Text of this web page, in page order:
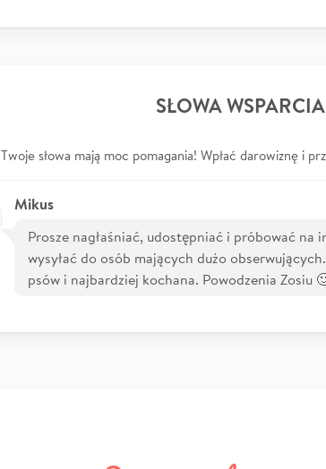
SŁOWA WSPARCIA
Twoje słowa mają moc pomagania! Wpłać darowiznę i
Mikus
Prosze nagłaśniać, udostępniać i próbować na
wysyłać do osób mających dużo
psów i najbardziej kochana. Powodzenia Zosiu